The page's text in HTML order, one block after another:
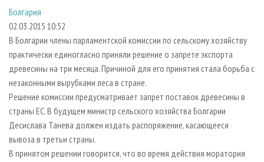
СУШКА ДРЕВЕСИНЫ
ПРОИЗВОДСТВО ДРЕВЕСНЫХ ПЛИТ
ДЕРЕВЯННОЕ ДОМОСТРОЕНИЕ
ПРОИЗВОДСТВО МЕБЕЛИ
БИОЭНЕРГЕТИКА
ЦБП
ИНСТРУМЕНТ И МАТЕРИАЛЫ
ПЕРСОНЫ
МОБИЛЬНЫЕ ВЫСТАВКИ
ОФИЦИАЛЬНЫЕ ДЕЛЕГАЦИИ
ПРИОРИТЕТНЫЕ ИНВЕСТПРОЕКТЫ
RUSSIAN FORESTRY REVIEW
ГАЗЕТА ЛЕСПРОМФОРУМ
БИБЛИОТЕКА СПЕЦИАЛИСТА
КОНТАКТЫ
РЕКЛАМОДАТЕЛЯМ
РЕКЛАМА
РЕКЛАМА НА САЙТЕ
Болгария
02.03.2015 10:52
В Болгарии члены парламентской комиссии по сельскому хозяйству
практически единогласно приняли решение о запрете экспорта
древесины на три месяца. Причиной для его принятия стала борьба с
незаконными вырубками леса в стране.
Решение комиссии предусматривает запрет поставок древесины в
страны ЕС. В будущем министр сельского хозяйства Болгарии
Десислава Танева должен издать распоряжение, касающееся
вывоза в третьи страны.
В принятом решении говорится, что во время действия моратория